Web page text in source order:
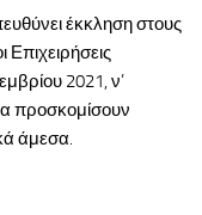
έκκληση στους
2021, ν’
προσκομίσουν
άμεσα.